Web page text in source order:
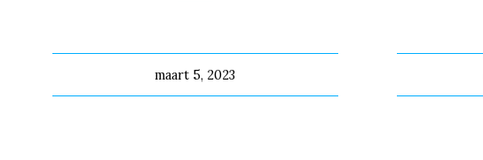
maart 5, 2023